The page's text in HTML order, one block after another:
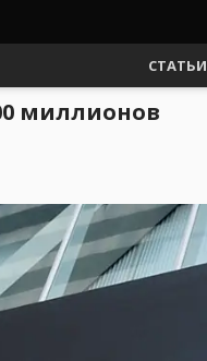
СТАТЬИ
миллионов